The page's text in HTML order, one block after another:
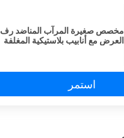
مخصص صغيرة المرآب المناضد رف
العرض مع أنابيب بلاستيكية المغلفة
استمر